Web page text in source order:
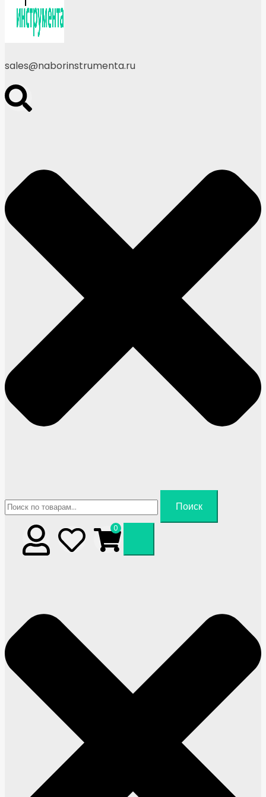
sales@naborinstrumenta.ru
Искать:
Поиск
0